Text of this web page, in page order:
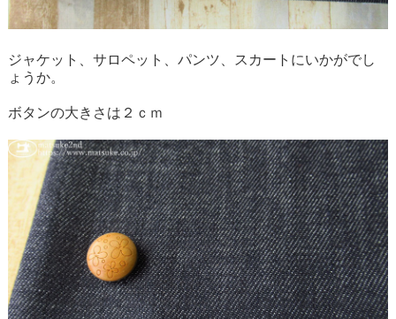
ジャケット、サロペット、パンツ、スカートにいかがでし
ょうか。
ボタンの大きさは２ｃｍ